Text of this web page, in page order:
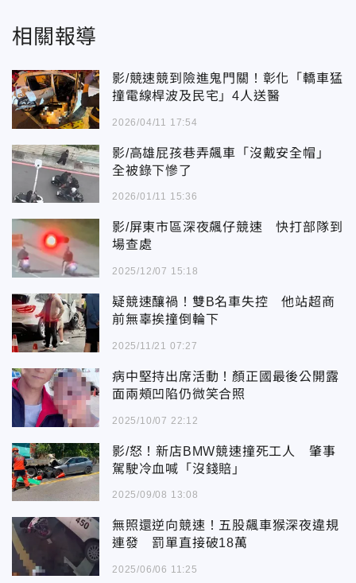
相關報導
影/競速競到險進鬼門關！彰化「轎車猛
撞電線桿波及民宅」4人送醫
2026/04/11 17:54
影/高雄屁孩巷弄飆車「沒戴安全帽」
全被錄下慘了
2026/01/11 15:36
影/屏東市區深夜飆仔競速 快打部隊到
場查處
2025/12/07 15:18
疑競速釀禍！雙B名車失控 他站超商
前無辜挨撞倒輪下
2025/11/21 07:27
病中堅持出席活動！顏正國最後公開露
面兩頰凹陷仍微笑合照
2025/10/07 22:12
影/怒！新店BMW競速撞死工人 肇事
駕駛冷血喊「沒錢賠」
2025/09/08 13:08
無照還逆向競速！五股飆車猴深夜違規
連發 罰單直接破18萬
2025/06/06 11:25